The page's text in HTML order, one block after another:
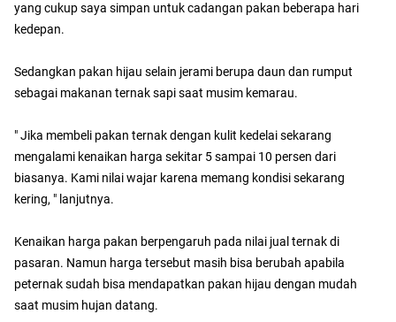
yang cukup saya simpan untuk cadangan pakan beberapa hari
kedepan.
Sedangkan pakan hijau selain jerami berupa daun dan rumput
sebagai makanan ternak sapi saat musim kemarau.
" Jika membeli pakan ternak dengan kulit kedelai sekarang
mengalami kenaikan harga sekitar 5 sampai 10 persen dari
biasanya. Kami nilai wajar karena memang kondisi sekarang
kering, " lanjutnya.
Kenaikan harga pakan berpengaruh pada nilai jual ternak di
pasaran. Namun harga tersebut masih bisa berubah apabila
peternak sudah bisa mendapatkan pakan hijau dengan mudah
saat musim hujan datang.